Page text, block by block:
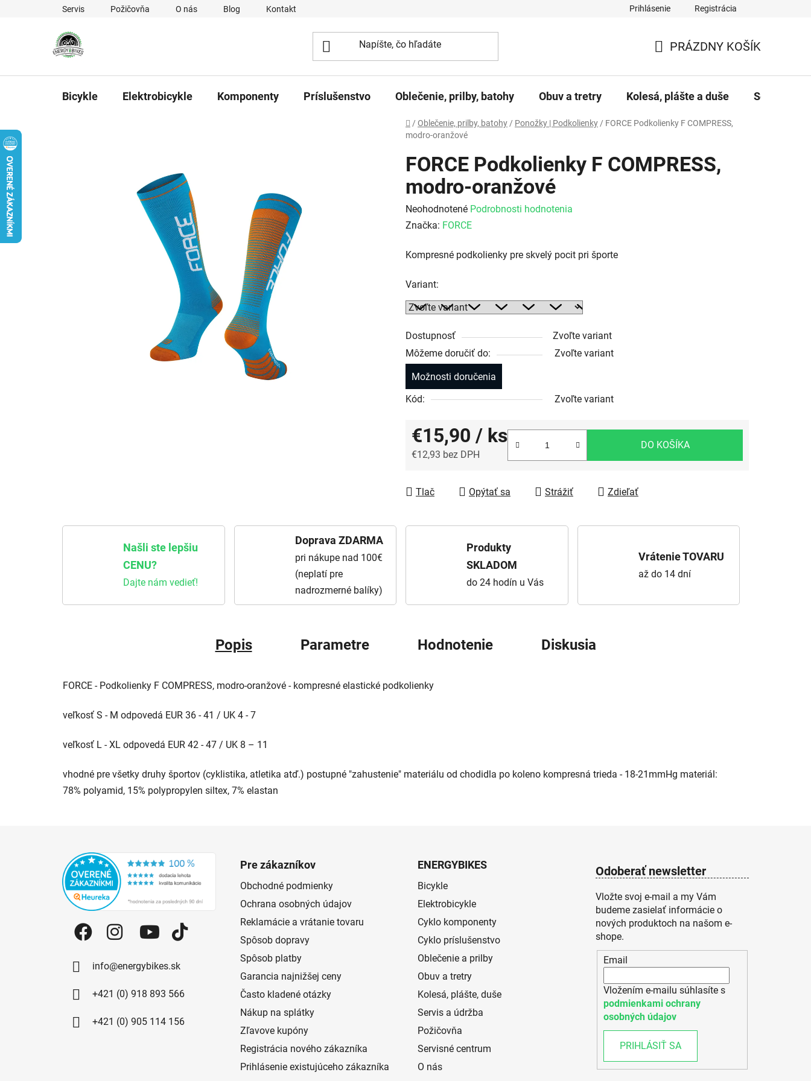
Prejsť na obsahServis Požičovňa O nás Blog Kontakt Prihlásenie Registrácia
PRÁZDNY KOŠÍK
Bicykle Elektrobicykle Komponenty Príslušenstvo Oblečenie, prilby, batohy Obuv a tretry Kolesá, plášte a duše Servis a
Domov
/ Oblečenie, prilby, batohy / Ponožky | Podkolienky / FORCE Podkolienky F COMPRESS,
modro-oranžové
FORCE Podkolienky F COMPRESS,
modro-oranžové
Priemerné hodnotenie produktu je 0,0 z 5 hviezdičiek.
Neohodnotené Podrobnosti hodnotenia
Značka: FORCE
Kompresné podkolienky pre skvelý pocit pri športe
Variant:
Dostupnosť
Zvoľte variant
Môžeme doručiť do:
Zvoľte variant
Možnosti doručenia
Kód:
Zvoľte variant
€15,90 / ks
€12,93 bez DPH
DO KOŠÍKA
Tlač Opýtať sa Strážiť Zdieľať
Našli ste lepšiu
CENU?
Dajte nám vedieť!
Doprava ZDARMA
pri nákupe nad 100€
(neplatí pre
nadrozmerné balíky)
Produkty
SKLADOM
do 24 hodín u Vás
Vrátenie TOVARU
až do 14 dní
Popis Parametre Hodnotenie Diskusia
FORCE - Podkolienky F COMPRESS, modro-oranžové - kompresné elastické podkolienky
veľkosť S - M odpovedá EUR 36 - 41 / UK 4 - 7
veľkosť L - XL odpovedá EUR 42 - 47 / UK 8 – 11
vhodné pre všetky druhy športov (cyklistika, atletika atď.) postupné "zahustenie" materiálu od chodidla po koleno kompresná trieda - 18-21mmHg materiál:
78% polyamid, 15% polypropylen siltex, 7% elastan
info@energybikes.sk
+421 (0) 918 893 566
+421 (0) 905 114 156
Pre zákazníkov
Obchodné podmienky
Ochrana osobných údajov
Reklamácie a vrátanie tovaru
Spôsob dopravy
Spôsob platby
Garancia najnižšej ceny
Často kladené otázky
Nákup na splátky
Zľavove kupóny
Registrácia nového zákazníka
Prihlásenie existujúceho zákazníka
ENERGYBIKES
Bicykle
Elektrobicykle
Cyklo komponenty
Cyklo príslušenstvo
Oblečenie a prilby
Obuv a tretry
Kolesá, plášte, duše
Servis a údržba
Požičovňa
Servisné centrum
O nás
Odoberať newsletter
Vložte svoj e-mail a my Vám
budeme zasielať informácie o
nových produktoch na našom e-
shope.
Email
Vložením e-mailu súhlasíte s
podmienkami ochrany
osobných údajov
PRIHLÁSIŤ SA